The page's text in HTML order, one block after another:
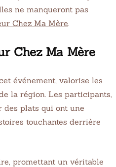
ne manqueront pas
Chez Ma Mère.
Chez Ma Mère
événement, valorise les
la région. Les participants,
des plats qui ont une
touchantes derrière
promettant un véritable